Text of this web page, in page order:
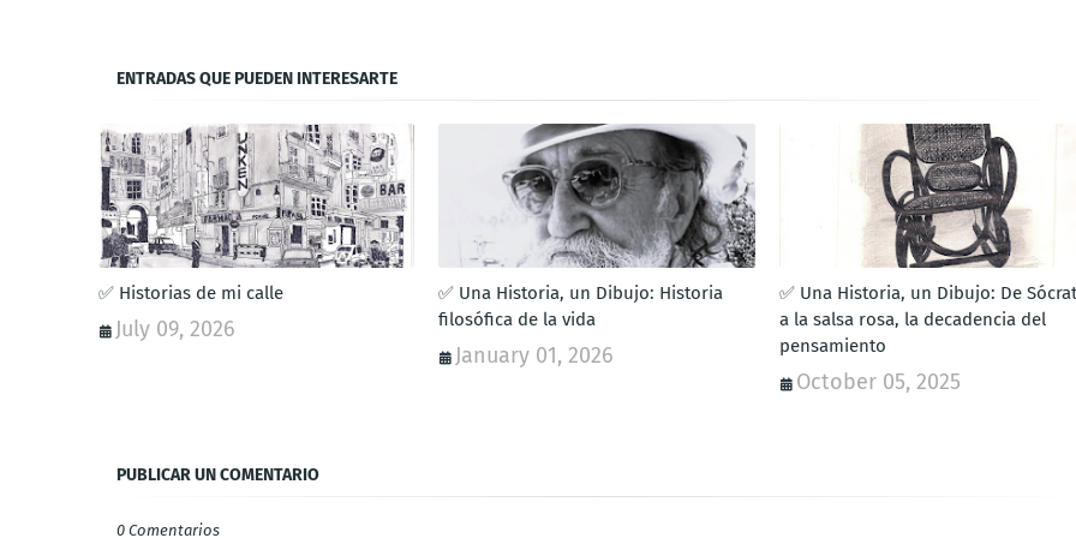
ENTRADAS QUE PUEDEN INTERESARTE
✅ Historias de mi calle
July 09, 2026
✅ Una Historia, un Dibujo: Historia
filosófica de la vida
January 01, 2026
✅ Una Historia, un Dibujo: De
a la salsa rosa, la decadencia del
pensamiento
October 05, 2025
PUBLICAR UN COMENTARIO
0 Comentarios